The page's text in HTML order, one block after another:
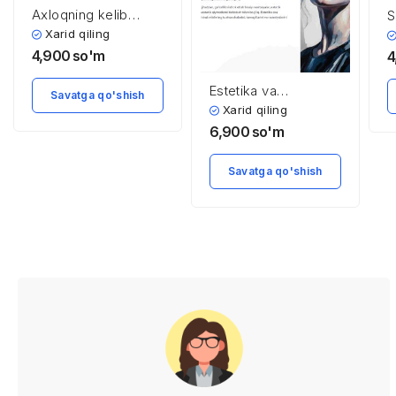
Axloqning kelib
chiqishi, ixtiyor
erkinligi va axloq
Xarid qiling
4,900 so'm
Savatga qo'shish
Estetika va
psixologiya: go’zallik
idroki
Xarid qiling
6,900 so'm
Savatga qo'shish